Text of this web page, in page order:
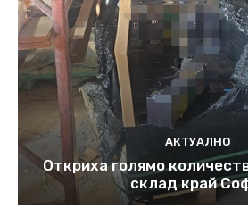
АКТУАЛНО
Откриха голямо
склад край